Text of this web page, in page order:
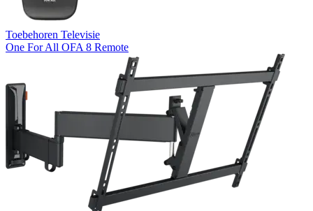
Toebehoren Televisie
One For All OFA 8 Remote